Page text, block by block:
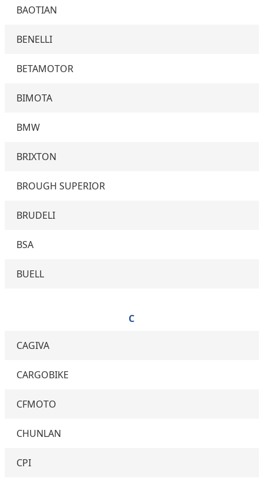
BAOTIAN
BENELLI
BETAMOTOR
BIMOTA
BMW
BRIXTON
BROUGH SUPERIOR
BRUDELI
BSA
BUELL
C
CAGIVA
CARGOBIKE
CFMOTO
CHUNLAN
CPI